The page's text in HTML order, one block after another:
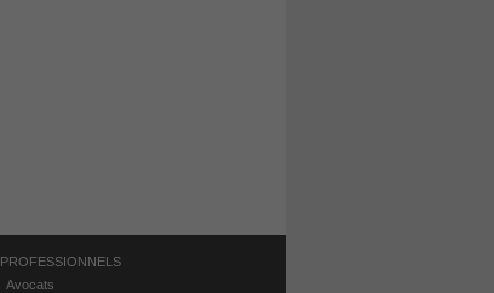
PROFESSIONNELS
Avocats